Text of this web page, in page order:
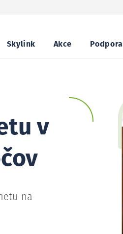
Skylink Akce Podpora
v
na